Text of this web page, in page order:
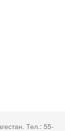
Тел.: 55-